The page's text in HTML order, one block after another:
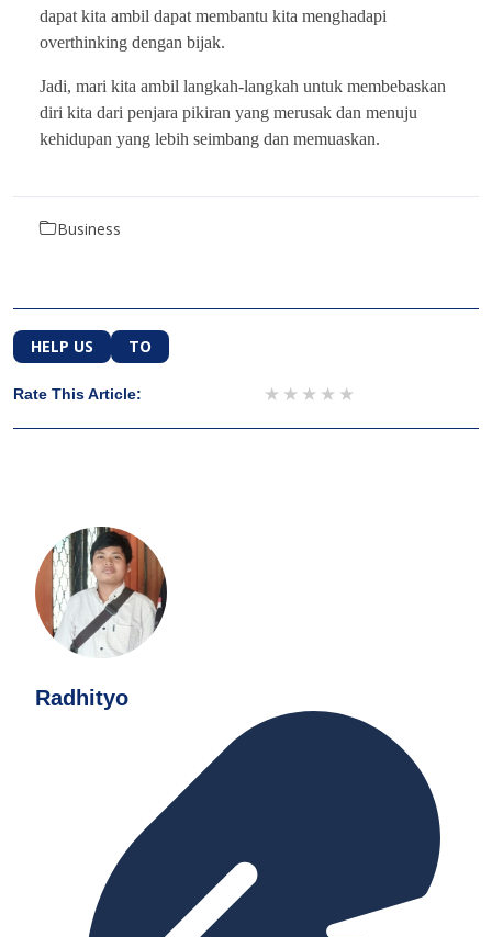
dapat kita ambil dapat membantu kita menghadapi
overthinking dengan bijak.
Jadi, mari kita ambil langkah-langkah untuk membebaskan
diri kita dari penjara pikiran yang merusak dan menuju
kehidupan yang lebih seimbang dan memuaskan.
Business
HELP US TO
Rate This Article: 4 stars
3 stars
2 stars
1 star
Radhityo